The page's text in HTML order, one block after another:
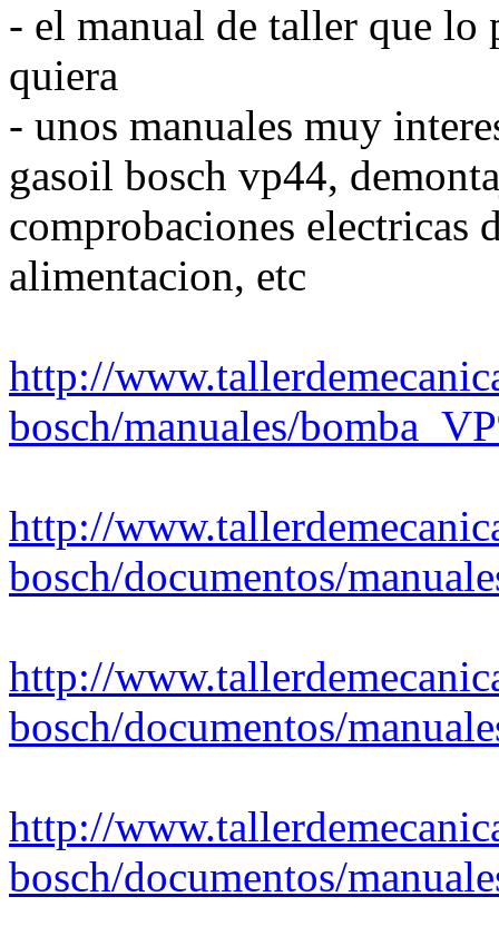
- el manual de taller que lo
quiera
- unos manuales muy
gasoil bosch vp44,
comprobaciones electricas
alimentacion, etc
http://
bosch/manuales/
http://
bosch/documentos/
http://
bosch/documentos/
http://
bosch/documentos/